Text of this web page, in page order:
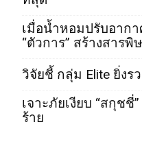
เมื่อน้ำหอมปรับอาก
“ตัวการ” สร้างสารพิ
วิจัยชี้ กลุ่ม Elite ยิ่งร
เจาะภัยเงียบ “สกุชชี่
ร้าย